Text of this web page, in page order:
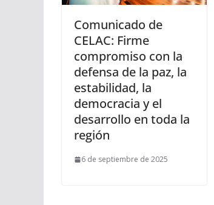
Comunicado de
CELAC: Firme
compromiso con la
defensa de la paz, la
estabilidad, la
democracia y el
desarrollo en toda la
región
6 de septiembre de 2025